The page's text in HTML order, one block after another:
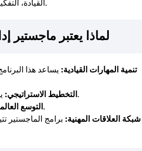
القيادة، التفكير النقدي، وتقديم الحلول الإبداعية للتحديات التي تواجه الشركات الناشئة.
لماذا يعتبر ماجستير
تنمية المهارات القيادية: يساعد هذا
التخطيط الاستراتيجي:يمكنك من بناء استراتيجيات نمو مبتكرة وتحقيق أهداف طويلة الأمد.
التوسعيوفر لك فهماً عميقاً للأسواق الدولية وكيفية الدخول إليها بنجاح.
شبكة العلاقات المهنية: برامج الماجستير